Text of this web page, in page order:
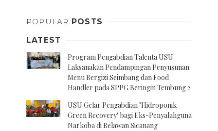
POPULAR POSTS
LATEST
Program Pengabdian Talenta USU
Laksanakan Pendampingan Penyusunan
Menu Bergizi Seimbang dan Food
Handler pada SPPG Beringin Tembung 2
USU Gelar Pengabdian "Hidroponik
Green Recovery" bagi Eks-Penyalahguna
Narkoba di Belawan Sicanang